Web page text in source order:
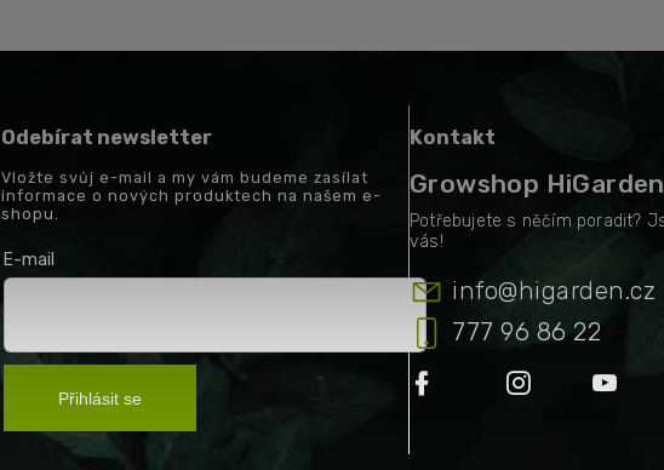
Odebírat newsletter
Vložte svůj e-mail a my vám budeme zasílat
informace o nových produktech na našem e-
shopu.
E-mail
Přihlásit se
Kontakt
Growshop HiGarden
info@higarden.cz
777 96 86 22